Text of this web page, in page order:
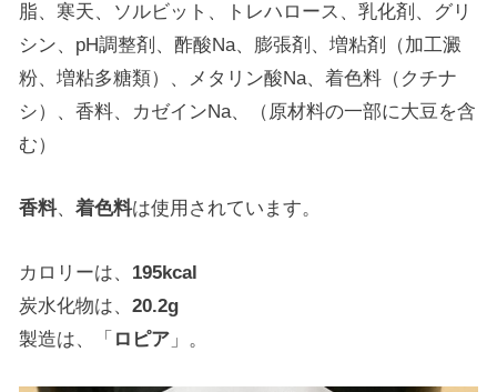
脂、寒天、ソルビット、トレハロース、乳化剤、グリ
シン、pH調整剤、酢酸Na、膨張剤、増粘剤（加工澱
粉、増粘多糖類）、メタリン酸Na、着色料（クチナ
シ）、香料、カゼインNa、（原材料の一部に大豆を含
む）
香料、着色料は使用されています。
カロリーは、 195kcal
炭水化物は、20.2g
製造は、「 ロピア 」。